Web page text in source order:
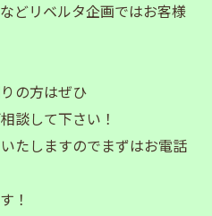
どリベルタ企画ではお客様
の方はぜひ
談して下さい！
たしますのでまずはお電話
！